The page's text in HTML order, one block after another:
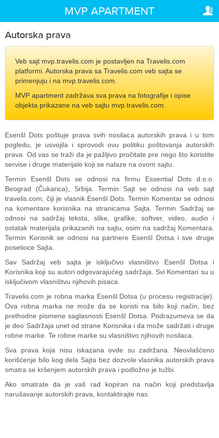
MVP APARTMENT
Autorska prava
Veb sajt mvp.travelis.com je postavljen na Travelis.com
platformi. Autorska prava sa Travelis.com veb sajta se
primenjuju i na mvp.travelis.com.
MVP apartment zadržava sva prava na fotografije i opise
objekta prikazane na veb sajtu mvp.travelis.com.
Esenšl Dots poštuje prava svih nosilaca autorskih prava i u tom
pogledu, je usvojila i sprovodi ovu politiku poštovanja autorskih
prava. Od vas se traži da je pažljivo pročitate pre nego što koristite
servise i druge materijale koji se nalaze na ovom sajtu.
Termin Esenšl Dots se odnosi na firmu Essential Dots d.o.o.
Beograd (Čukarica), Srbija. Termin Sajt se odnosi na veb sajt
travelis.com, čiji je vlasnik Esenšl Dots. Termin Komentar se odnosi
na komentare korisnika na stranicama Sajta. Termin Sadržaj se
odnosi na sadržaj teksta, slike, grafike, softver, video, audio i
ostatak materijala prikazanih na sajtu, osim na sadržaj Komentara.
Termin Korisnik se odnosi na partnere Esenšl Dotsa i sve druge
posetioce Sajta.
Sav Sadržaj veb sajta je isključivo vlasništvo Esenšl Dotsa i
Korisnika koji su autori odgovarajućeg sadržaja. Svi Komentari su u
isključivom vlasništvu njihovih pisaca.
Travelis.com je robna marka Esenšl Dotsa (u procesu registracije).
Ova robna marka ne može da se koristi na bilo koji način, bez
prethodne pismene saglasnosti Esenšl Dotsa. Podrazumeva se da
je deo Sadržaja unet od strane Korisnika i da može sadržati i druge
robne marke. Te robne marke su vlasništvo njihovih nosilaca.
Sva prava koja nisu iskazana ovde su zadržana. Neovlašćeno
korišćenje bilo kog dela Sajta bez dozvole vlasnika autorskih prava
smatra se kršenjem autorskih prava i podložno je tužbi.
Ako smatrate da je vaš rad kopiran na način koji predstavlja
narušavanje autorskih prava, kontaktirajte nas.
VAŠA REZERVACIJA
PODEŠAVANJA
Srpski (lat)
Opšti uslovi i politika
poslovanja
Politika privatnosti